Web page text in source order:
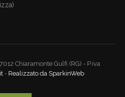
Chiaramonte Gulfi (RG) - P.iva
- Realizzato da SparkinWeb